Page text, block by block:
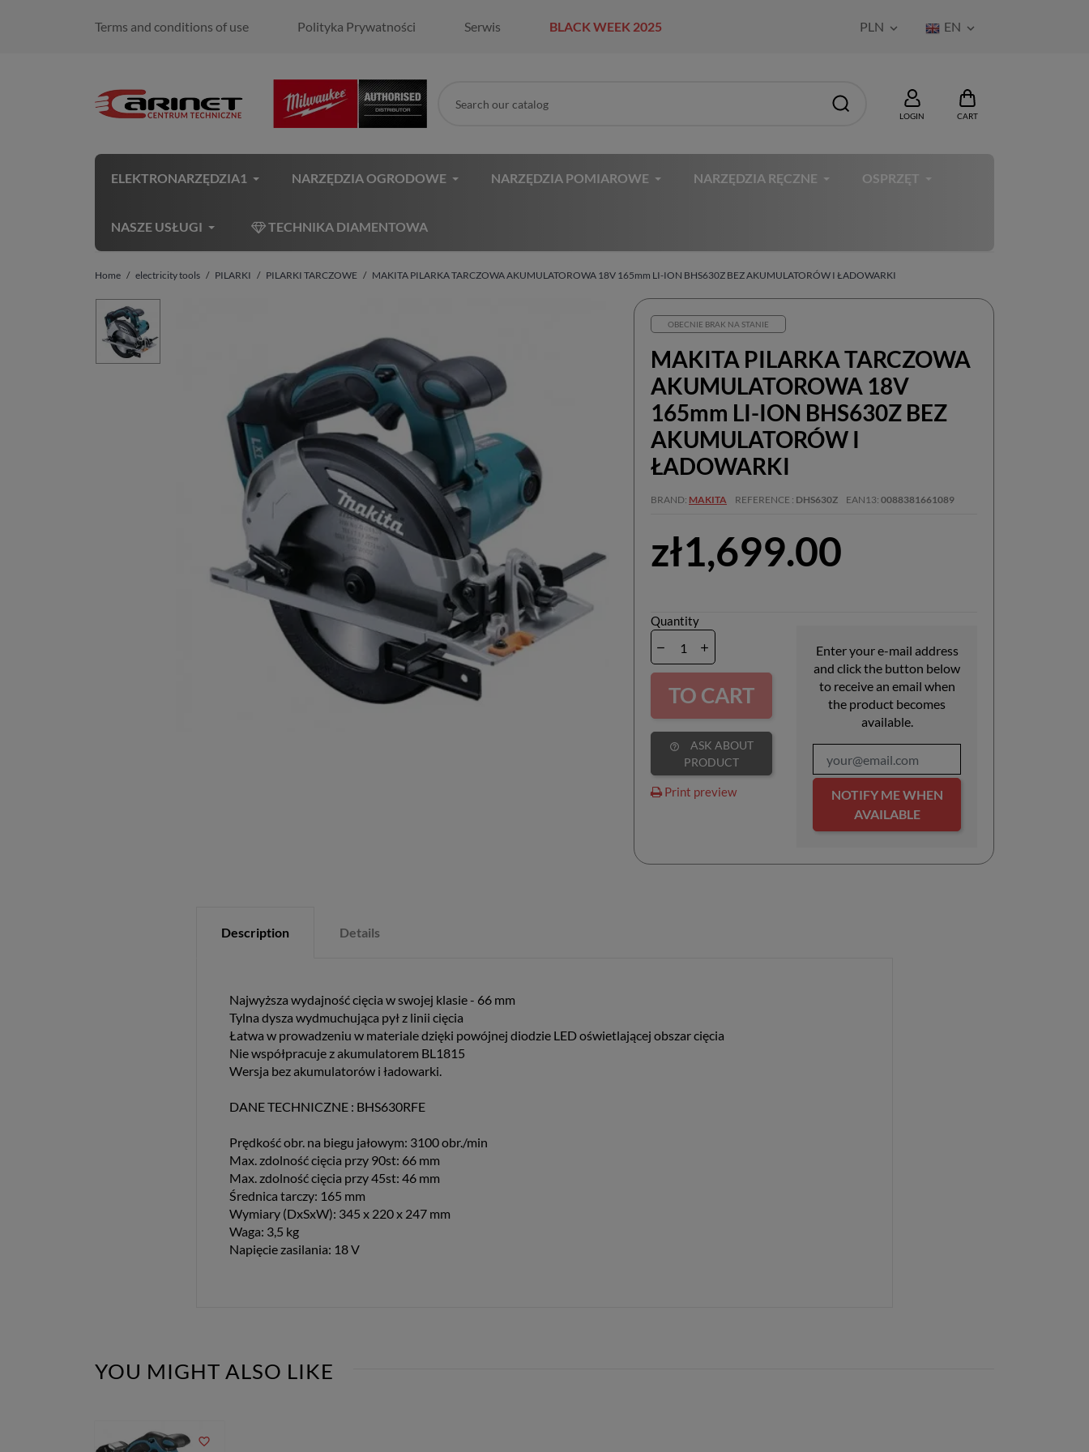
Terms and conditions of use Polityka Prywatności Serwis BLACK WEEK 2025 PLN  EN 
LOGIN CART
ELEKTRONARZĘDZIA1 NARZĘDZIA OGRODOWE NARZĘDZIA POMIAROWE NARZĘDZIA RĘCZNE OSPRZĘT
NASZE USŁUGI TECHNIKA DIAMENTOWA
Home electricity tools PILARKI PILARKI TARCZOWE MAKITA PILARKA TARCZOWA AKUMULATOROWA 18V 165mm LI-ION BHS630Z BEZ AKUMULATORÓW I ŁADOWARKI
OBECNIE BRAK NA STANIE
MAKITA PILARKA TARCZOWA
AKUMULATOROWA 18V
165mm LI-ION BHS630Z BEZ
AKUMULATORÓW I
ŁADOWARKI
BRAND MAKITA REFERENCE DHS630Z EAN13 0088381661089
zł1,699.00
Quantity
TO CART
help_outline
PRODUCT
Print preview
Enter your e-mail address
and click the button below
to receive an email when
the product becomes
available.
NOTIFY ME WHEN
AVAILABLE
Description Details
Najwyższa wydajność cięcia w swojej klasie - 66 mm
Tylna dysza wydmuchująca pył z linii cięcia
Łatwa w prowadzeniu w materiale dzięki powójnej diodzie LED oświetlającej obszar cięcia
Nie współpracuje z akumulatorem BL1815
Wersja bez akumulatorów i ładowarki.
DANE TECHNICZNE : BHS630RFE
Prędkość obr. na biegu jałowym: 3100 obr./min
Max. zdolność cięcia przy 90st: 66 mm
Max. zdolność cięcia przy 45st: 46 mm
Średnica tarczy: 165 mm
Wymiary (DxSxW): 345 x 220 x 247 mm
Waga: 3,5 kg
Napięcie zasilania: 18 V
YOU MIGHT ALSO LIKE
favorite_border